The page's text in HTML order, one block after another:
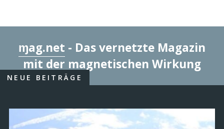
ɱag.net - Das vernetzte Magazin
mit der magnetischen Wirkung
NEUE BEITRÄGE